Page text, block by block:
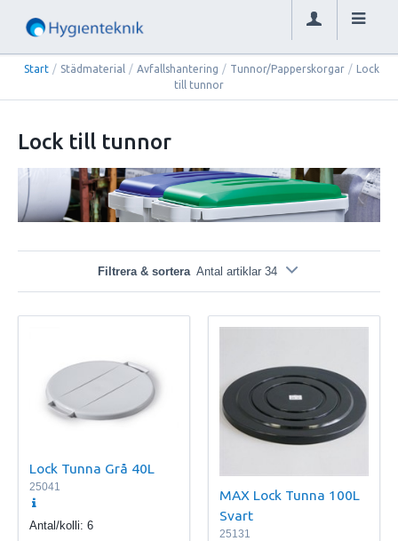
Start / Städmaterial / Avfallshantering / Tunnor/Papperskorgar /
Lock
till tunnor
Lock till tunnor
Filtrera & sortera Antal artiklar 34
Lock Tunna Grå 40L
25041
Antal/kolli: 6
MAX Lock Tunna 100L
Svart
25131